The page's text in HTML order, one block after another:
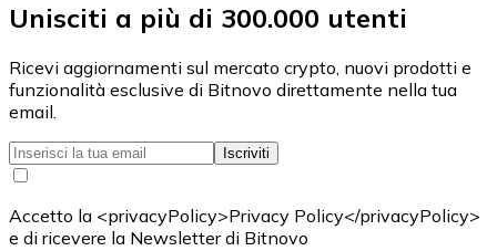
Unisciti a più di 300.000 utenti
Ricevi aggiornamenti sul mercato crypto, nuovi prodotti e
funzionalità esclusive di Bitnovo direttamente nella tua
email.
Iscriviti
Accetto la <privacyPolicy>Privacy Policy</privacyPolicy>
e di ricevere la Newsletter di Bitnovo